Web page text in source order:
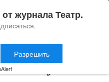
выпускает
журнала Театр.
Разрешить